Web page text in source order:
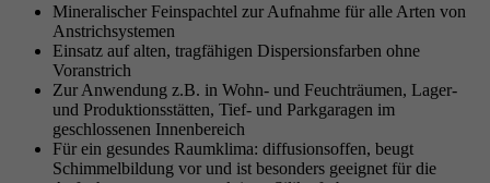
Mineralischer Feinspachtel zur Aufnahme für alle Arten von
Anstrichsystemen
Einsatz auf alten, tragfähigen Dispersionsfarben ohne
Voranstrich
Zur Anwendung z.B. in Wohn- und Feuchträumen, Lager-
und Produktionsstätten, Tief- und Parkgaragen im
geschlossenen Innenbereich
Für ein gesundes Raumklima: diffusionsoffen, beugt
Schimmelbildung vor und ist besonders geeignet für die